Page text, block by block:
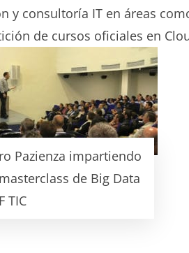
y consultoría IT en áreas
de cursos oficiales en
Pazienza impartiendo
de Big Data
TIC